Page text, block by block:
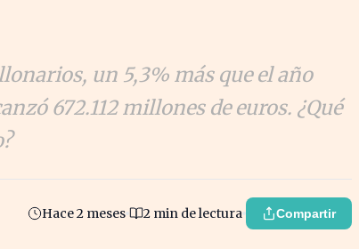
un 5,3% más que el año
672.112 millones de euros. ¿Qué
Hace 2 meses 2 min de lectura Compartir